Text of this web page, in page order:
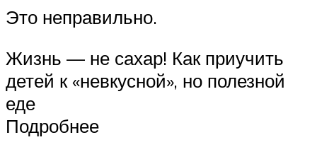
Это неправильно.
Жизнь — не сахар! Как приучить
детей к «невкусной», но полезной
еде
Подробнее